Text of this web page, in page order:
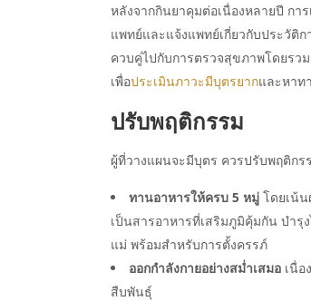
หลังจากกินยาคุมต่อเนื่องหลายปี กา
แพทย์และแจ้งแพทย์เกี่ยวกับประวัติก
ควบคู่ไปกับการตรวจสุขภาพโดยรว
เพื่อประเมินภาวะมีบุตรยากและหาท
ปรับพฤติกรรม
ผู้ที่วางแผนจะมีบุตร ควรปรับพฤติกร
ทานอาหารให้ครบ 5 หมู่ โดยเน้
เป็นสารอาหารที่เสริมภูมิคุ้มกัน บำ
แม่ พร้อมสำหรับการตั้งครรภ์
ออกกำลังกายอย่างสม่ำเสมอ เนื่อ
สืบพันธุ์